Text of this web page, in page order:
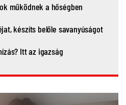
működnek a hőségben
készíts belőle savanyúságot
Itt az igazság